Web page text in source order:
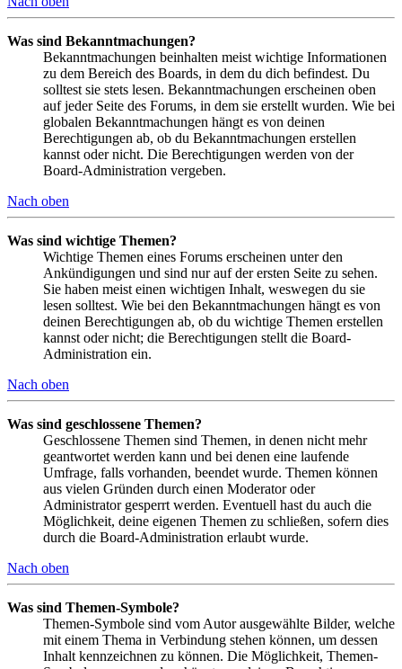
Was sind Bekanntmachungen?
Bekanntmachungen beinhalten meist wichtige Informationen
zu dem Bereich des Boards, in dem du dich befindest. Du
solltest sie stets lesen. Bekanntmachungen erscheinen oben
auf jeder Seite des Forums, in dem sie erstellt wurden. Wie bei
globalen Bekanntmachungen hängt es von deinen
Berechtigungen ab, ob du Bekanntmachungen erstellen
kannst oder nicht. Die Berechtigungen werden von der
Board-Administration vergeben.
Nach oben
Was sind wichtige Themen?
Wichtige Themen eines Forums erscheinen unter den
Ankündigungen und sind nur auf der ersten Seite zu sehen.
Sie haben meist einen wichtigen Inhalt, weswegen du sie
lesen solltest. Wie bei den Bekanntmachungen hängt es von
deinen Berechtigungen ab, ob du wichtige Themen erstellen
kannst oder nicht; die Berechtigungen stellt die Board-
Administration ein.
Nach oben
Was sind geschlossene Themen?
Geschlossene Themen sind Themen, in denen nicht mehr
geantwortet werden kann und bei denen eine laufende
Umfrage, falls vorhanden, beendet wurde. Themen können
aus vielen Gründen durch einen Moderator oder
Administrator gesperrt werden. Eventuell hast du auch die
Möglichkeit, deine eigenen Themen zu schließen, sofern dies
durch die Board-Administration erlaubt wurde.
Nach oben
Was sind Themen-Symbole?
Themen-Symbole sind vom Autor ausgewählte Bilder, welche
mit einem Thema in Verbindung stehen können, um dessen
Inhalt kennzeichnen zu können. Die Möglichkeit, Themen-